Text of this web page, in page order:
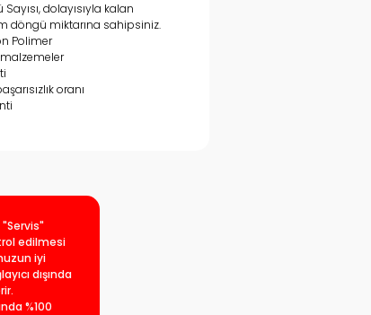
Sayısı, dolayısıyla kalan
döngü miktarına sahipsiniz.
Polimer
oranı
edilmesi
iyi
dışında
%100